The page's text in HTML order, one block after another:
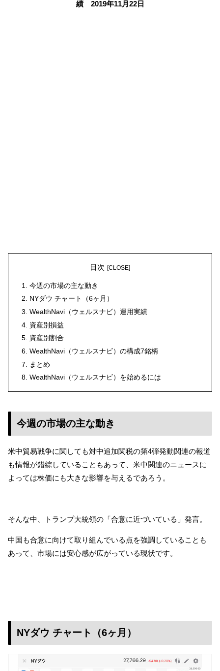
績 2019年11月22日
目次
今週の市場の主な動き
NYダウ チャート（6ヶ月）
WealthNavi（ウェルスナビ）運用実績
資産別損益
資産別割合
WealthNavi（ウェルスナビ）の構成7銘柄
まとめ
WealthNavi（ウェルスナビ）を始めるには
今週の市場の主な動き
米中貿易戦争に関しても対中追加関税の第4弾発動関連の報道
も情報が錯綜していることもあって、米中関連のニュースに
よっては株価にも大きな影響を与えるであろう。
そんな中、トランプ大統領の「合意に近づいている」発言。
中国も合意に向けて取り組んでいる点を強調していることも
あって、市場には安心感が広がっている現状です。
NYダウ チャート（6ヶ月）